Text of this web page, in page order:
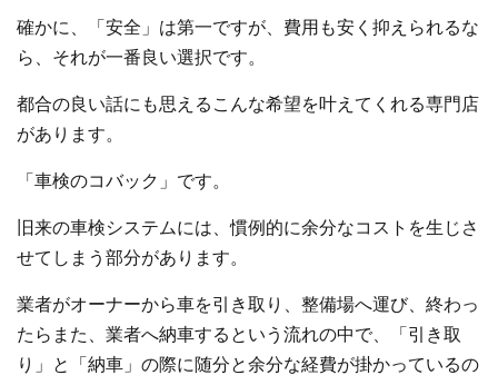
確かに、「安全」は第一ですが、費用も安く抑えられるな
ら、それが一番良い選択です。
都合の良い話にも思えるこんな希望を叶えてくれる専門店
があります。
「車検のコバック」です。
旧来の車検システムには、慣例的に余分なコストを生じさ
せてしまう部分があります。
業者がオーナーから車を引き取り、整備場へ運び、終わっ
たらまた、業者へ納車するという流れの中で、「引き取
り」と「納車」の際に随分と余分な経費が掛かっているの